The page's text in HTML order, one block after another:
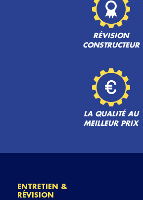
RÉVISION
CONSTRUCTEUR
LA QUALITÉ AU
MEILLEUR PRIX
ENTRETIEN &
RÉVISION